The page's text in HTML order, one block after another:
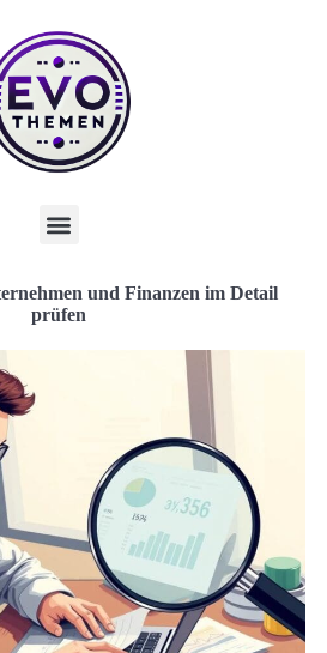
und Finanzen im Detail
prüfen